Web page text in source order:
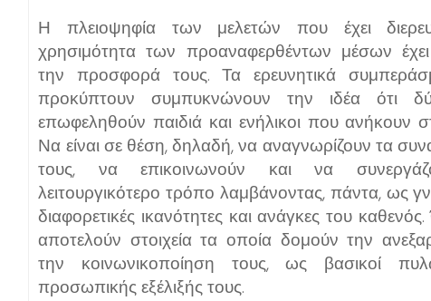
Η πλειοψηφία των μελετών που έχει
χρησιμότητα των προαναφερθέντων μέσων έχει
την προσφορά τους. Τα ερευνητικά
προκύπτουν συμπυκνώνουν την ιδέα ότι
επωφεληθούν παιδιά και ενήλικοι που ανήκουν
Να είναι σε θέση, δηλαδή, να αναγνωρίζουν τα
τους, να επικοινωνούν και να
λειτουργικότερο τρόπο λαμβάνοντας, πάντα, ως
διαφορετικές ικανότητες και ανάγκες του
αποτελούν στοιχεία τα οποία δομούν την
την κοινωνικοποίηση τους, ως βασικοί
προσωπικής εξέλιξής τους.